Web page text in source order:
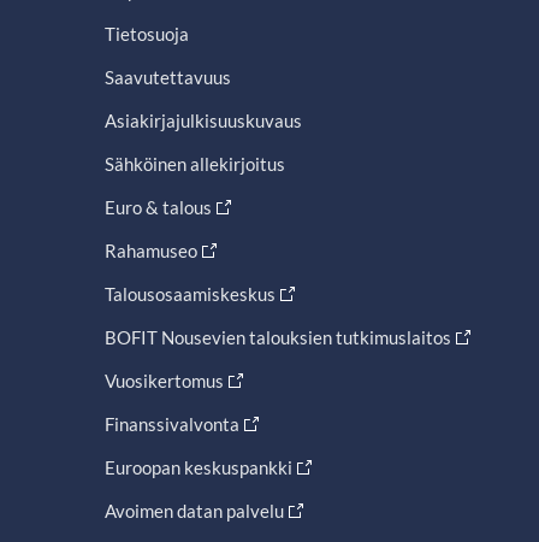
Tietosuoja
Saavutettavuus
Asiakirjajulkisuuskuvaus
Sähköinen allekirjoitus
Euro & talous
Rahamuseo
Talousosaamiskeskus
BOFIT Nousevien talouksien tutkimuslaitos
Vuosikertomus
Finanssivalvonta
Euroopan keskuspankki
Avoimen datan palvelu